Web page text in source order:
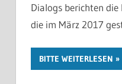
Dialogs berichten
die im März 2017
BITTE WEITERLESEN